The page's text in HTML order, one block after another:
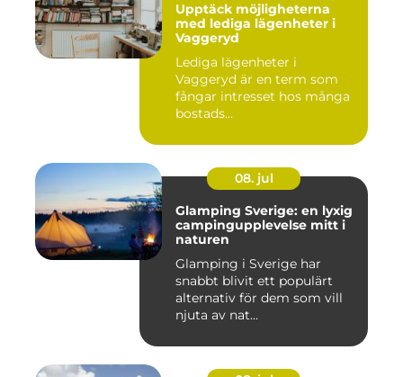
Upptäck möjligheterna
med lediga lägenheter i
Vaggeryd
Lediga lägenheter i
Vaggeryd är en term som
fångar intresset hos många
bostads...
08. jul
Glamping Sverige: en lyxig
campingupplevelse mitt i
naturen
Glamping i Sverige har
snabbt blivit ett populärt
alternativ för dem som vill
njuta av nat...